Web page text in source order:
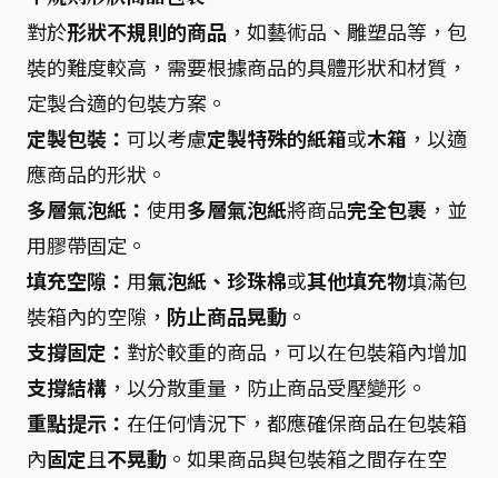
對於形狀不規則的商品 ，如藝術品、雕塑品等，包
裝的難度較高，需要根據商品的具體形狀和材質，
定製合適的包裝方案。
定製包裝： 可以考慮定製特殊的紙箱或木箱 ，以適
應商品的形狀。
多層氣泡紙： 使用多層氣泡紙將商品完全包裹 ，並
用膠帶固定。
填充空隙： 用氣泡紙、珍珠棉或其他填充物填滿包
裝箱內的空隙， 防止商品晃動 。
支撐固定： 對於較重的商品，可以在包裝箱內增加
支撐結構 ，以分散重量，防止商品受壓變形。
重點提示： 在任何情況下，都應確保商品在包裝箱
內固定且不晃動 。如果商品與包裝箱之間存在空